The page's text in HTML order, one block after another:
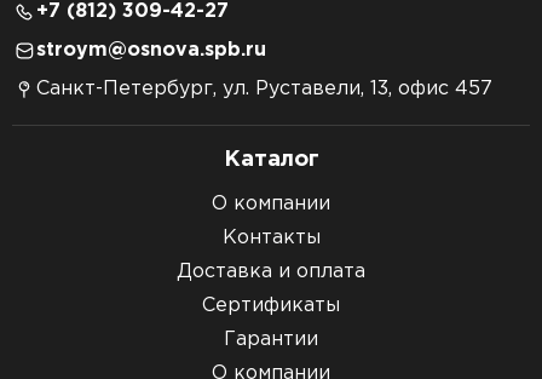
+7 (812) 309-42-27
stroym@osnova.spb.ru
Санкт-Петербург, ул. Руставели, 13, офис 457
Каталог
О компании
Контакты
Доставка и оплата
Сертификаты
Гарантии
О компании